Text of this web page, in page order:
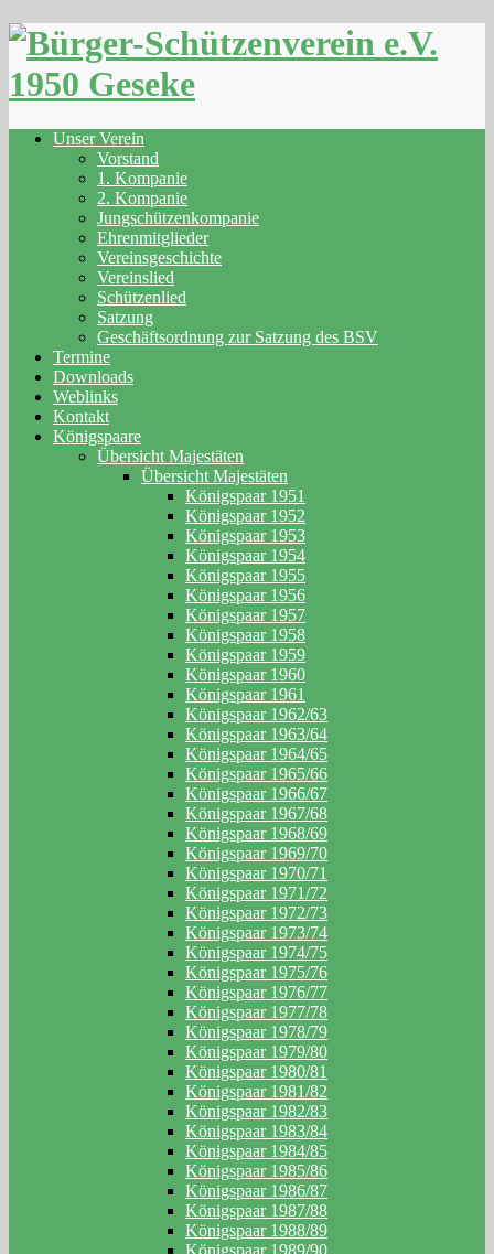
Skip
content
Unser Verein
Vorstand
1. Kompanie
2. Kompanie
Jungschützenkompanie
Ehrenmitglieder
Vereinsgeschichte
Vereinslied
Schützenlied
Satzung
Geschäftsordnung zur Satzung des BSV
Termine
Downloads
Weblinks
Kontakt
Königspaare
Übersicht Majestäten
Übersicht Majestäten
Königspaar 1951
Königspaar 1952
Königspaar 1953
Königspaar 1954
Königspaar 1955
Königspaar 1956
Königspaar 1957
Königspaar 1958
Königspaar 1959
Königspaar 1960
Königspaar 1961
Königspaar 1962/63
Königspaar 1963/64
Königspaar 1964/65
Königspaar 1965/66
Königspaar 1966/67
Königspaar 1967/68
Königspaar 1968/69
Königspaar 1969/70
Königspaar 1970/71
Königspaar 1971/72
Königspaar 1972/73
Königspaar 1973/74
Königspaar 1974/75
Königspaar 1975/76
Königspaar 1976/77
Königspaar 1977/78
Königspaar 1978/79
Königspaar 1979/80
Königspaar 1980/81
Königspaar 1981/82
Königspaar 1982/83
Königspaar 1983/84
Königspaar 1984/85
Königspaar 1985/86
Königspaar 1986/87
Königspaar 1987/88
Königspaar 1988/89
Königspaar 1989/90